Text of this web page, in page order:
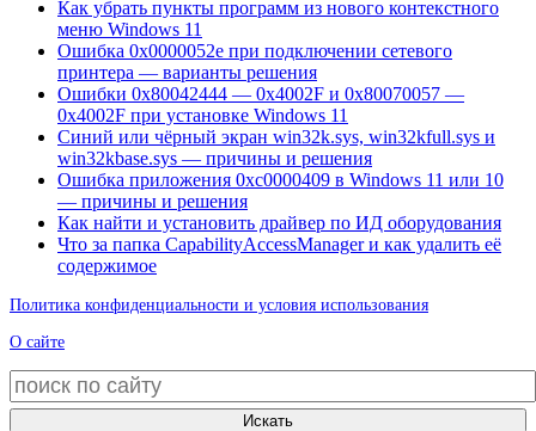
Как убрать пункты программ из нового контекстного
меню Windows 11
Ошибка 0x0000052e при подключении сетевого
принтера — варианты решения
Ошибки 0x80042444 — 0x4002F и 0x80070057 —
0x4002F при установке Windows 11
Синий или чёрный экран win32k.sys, win32kfull.sys и
win32kbase.sys — причины и решения
Ошибка приложения 0xc0000409 в Windows 11 или 10
— причины и решения
Как найти и установить драйвер по ИД оборудования
Что за папка CapabilityAccessManager и как удалить её
содержимое
Политика конфиденциальности и условия использования
О сайте
Искать